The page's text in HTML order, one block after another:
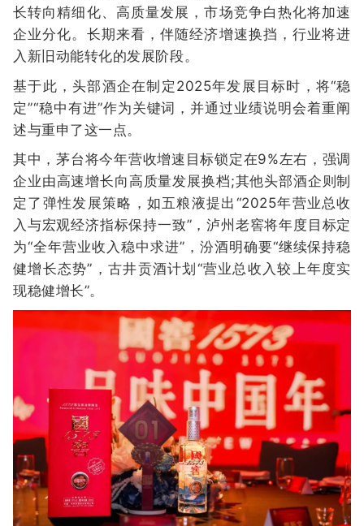
长转向精细化、高质量发展，市场竞争白热化将加速
企业分化。长期来看，伴随经济增速换挡，行业将进
入新旧动能转化的发展阶段。
基于此，头部酒企在制定2025年发展目标时，将“稳
定”“稳中有进”作为关键词，并通过业绩说明会着重阐
述与重申了这一点。
其中，茅台将今年营收增速目标锁定在9%左右，强调
企业由高速增长向高质量发展换档;其他头部酒企则制
定了弹性发展策略，如五粮液提出“2025年营业总收
入与宏观经济指标保持一致”，泸州老窖将年度目标定
为“全年营业收入稳中求进”，汾酒明确要“继续保持稳
健增长态势”，古井贡酒计划“营业总收入较上年度实
现稳健增长”。